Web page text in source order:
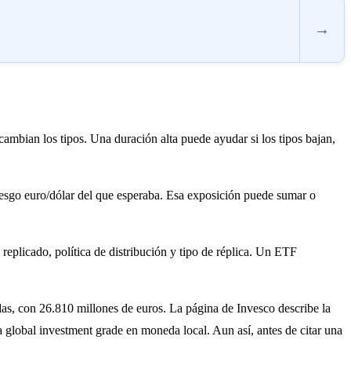
→
los tipos. Una duración alta puede ayudar si los tipos bajan,
euro/dólar del que esperaba. Esa exposición puede sumar o
política de distribución y tipo de réplica. Un ETF
con 26.810 millones de euros. La página de Invesco describe la
investment grade en moneda local. Aun así, antes de citar una